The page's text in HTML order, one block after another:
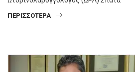
ΠΕΡΙΣΣΌΤΕΡΑ